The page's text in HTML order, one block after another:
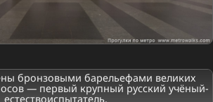
бронзовыми барельефами великих
— первый крупный русский учёный-
естествоиспытатель.